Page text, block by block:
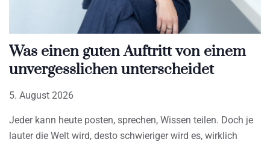
Was einen guten Auftritt von einem
unvergesslichen unterscheidet
5. August 2026
Jeder kann heute posten, sprechen, Wissen teilen. Doch je
lauter die Welt wird, desto schwieriger wird es, wirklich